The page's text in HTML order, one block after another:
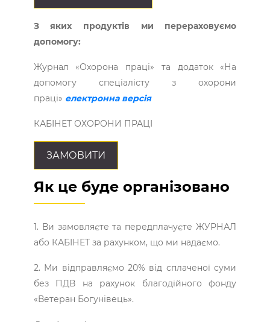
З яких продуктів ми перераховуємо
допомогу:
Журнал «Охорона праці» та додаток «На
допомогу спеціалісту з охорони
праці» електронна версія
КАБІНЕТ ОХОРОНИ ПРАЦІ
ЗАМОВИТИ
Як це буде організовано
1. Ви замовляєте та передплачуєте ЖУРНАЛ
або КАБІНЕТ за рахунком, що ми надаємо.
2. Ми відправляємо 20% від сплаченої суми
без ПДВ на рахунок благодійного фонду
«Ветеран Богунівець».